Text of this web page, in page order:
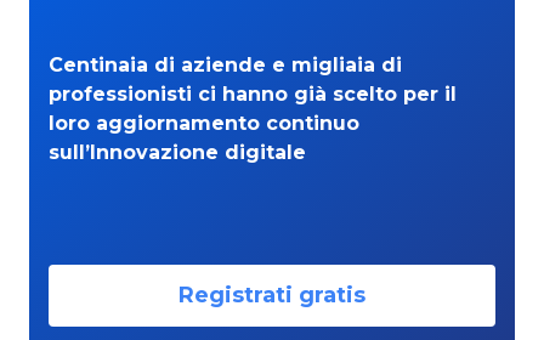
Centinaia di aziende e migliaia di
professionisti ci hanno già scelto per il
loro aggiornamento continuo
sull’Innovazione digitale
Registrati gratis